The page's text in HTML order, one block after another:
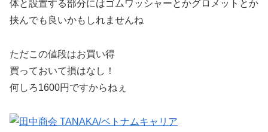
体と設置する部分にはゴムワッシャーとかグロメットとか
挟んでも良いかもしれませんね
ただこの値段はお買い得
買っておいて損はなし！
何しろ1600円ですからねぇ